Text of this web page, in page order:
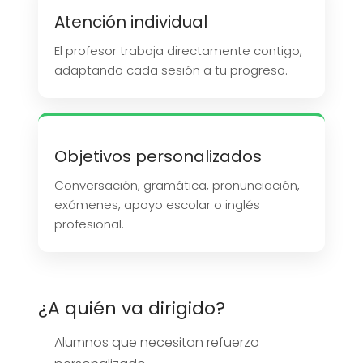
Atención individual
El profesor trabaja directamente contigo,
adaptando cada sesión a tu progreso.
Objetivos personalizados
Conversación, gramática, pronunciación,
exámenes, apoyo escolar o inglés
profesional.
¿A quién va dirigido?
Alumnos que necesitan refuerzo